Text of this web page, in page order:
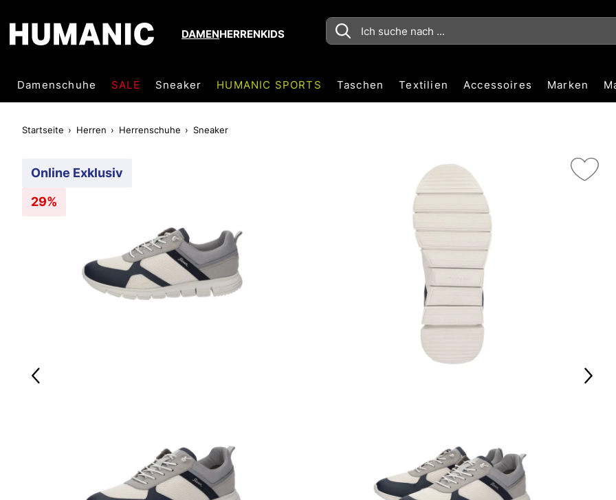
DAMENHERRENKIDS
Damenschuhe SALE Sneaker HUMANIC SPORTS Taschen Textilien Accessoires Marken
Startseite Herren Herrenschuhe Sneaker
Online Exklusiv
29%